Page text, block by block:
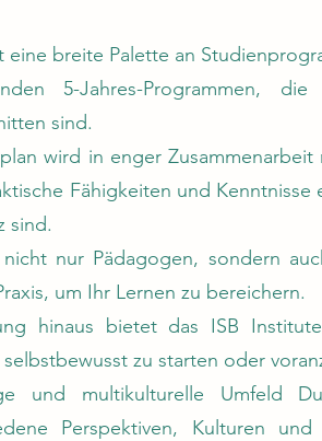
eine breite Palette an
5-Jahres-Programmen, die
sind.
wird in enger
Fähigkeiten und Kenntnisse
sind.
nur Pädagogen, sondern
um Ihr Lernen zu bereichern.
hinaus bietet das ISB
zu starten oder
und multikulturelle Umfeld
Perspektiven, Kulturen